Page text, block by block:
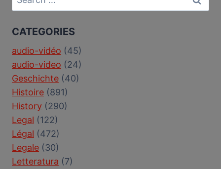
for:
CATEGORIES
audio-vidéo (45)
audio-video (24)
Geschichte (40)
Histoire (891)
History (290)
Legal (122)
Légal (472)
Legale (30)
Letteratura (7)